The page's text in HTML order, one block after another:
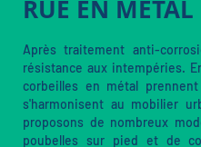
RUE EN METAL
Après traitement anti-
résistance aux intempéries.
corbeilles en métal
s'harmonisent au mobilier
proposons de nombreux
poubelles sur pied et de